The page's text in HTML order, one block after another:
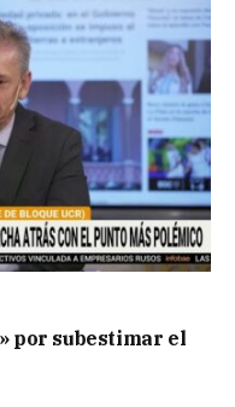
por subestimar el